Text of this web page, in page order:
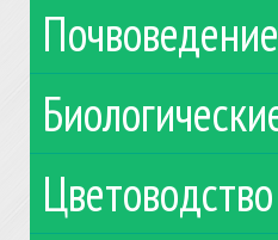
Почвоведение
Цветоводство